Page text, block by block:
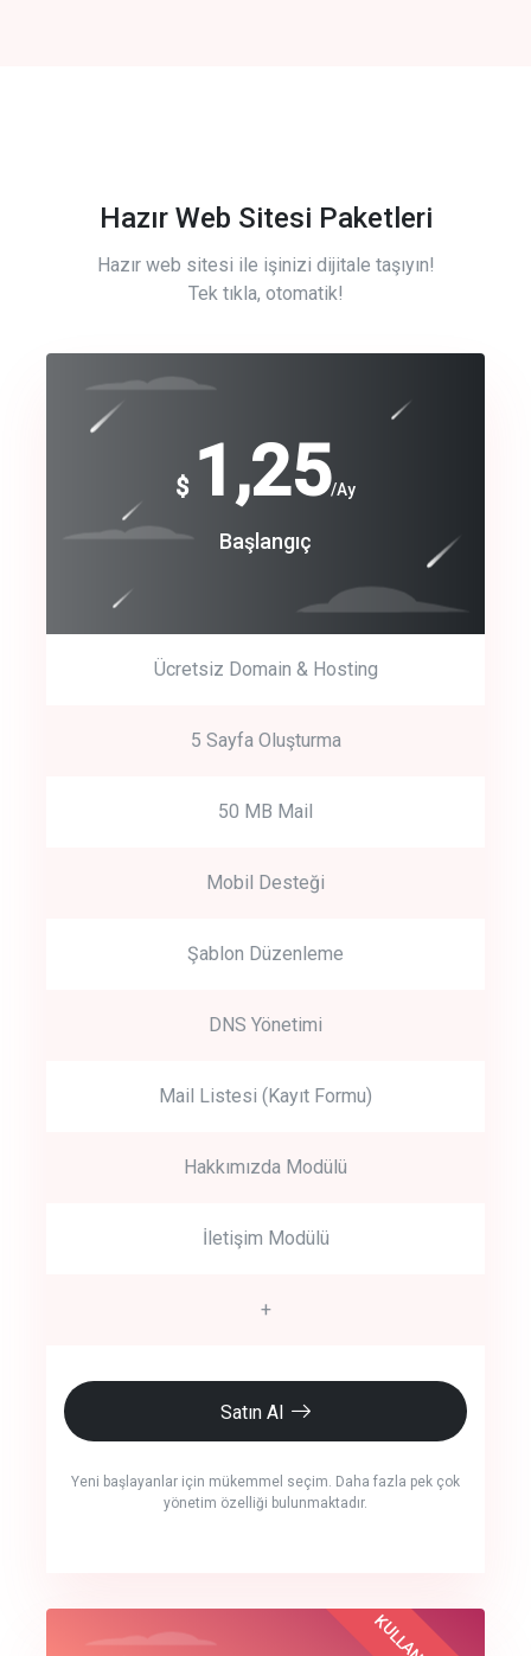
Hazır Web Sitesi Paketleri
Hazır web sitesi ile işinizi dijitale taşıyın!
Tek tıkla, otomatik!
$ 1,25/Ay
Başlangıç
Ücretsiz Domain & Hosting
5 Sayfa Oluşturma
50 MB Mail
Mobil Desteği
Şablon Düzenleme
DNS Yönetimi
Mail Listesi (Kayıt Formu)
Hakkımızda Modülü
İletişim Modülü
+
Satın Al
Yeni başlayanlar için mükemmel seçim. Daha fazla pek çok
yönetim özelliği bulunmaktadır.
Free
Basic
crm auto cync